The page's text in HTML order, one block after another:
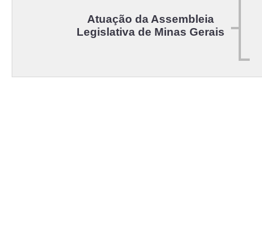
Atuação da Assembleia
Legislativa de Minas Gerais